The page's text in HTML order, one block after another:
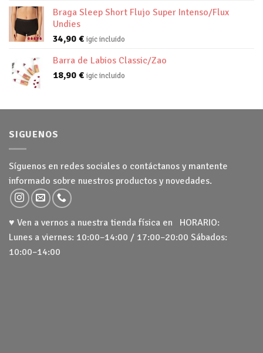
Braga Sleep Short Flujo Super Intenso/Flux
Undies
34,90 € igic incluido
Barra de Labios Classic/Zao
18,90 € igic incluido
SIGUENOS
Síguenos en redes sociales o contáctanos y mantente
informado sobre nuestros productos y novedades.
♥ Ven a vernos a nuestra tienda física en HORARIO:
Lunes a viernes: 10:00–14:00 / 17:00–20:00 Sábados:
10:00–14:00